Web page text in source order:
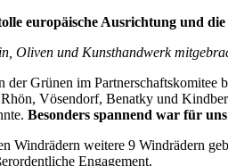
europäische Ausrichtung und
Oliven und Kunsthandwerk
Grünen im
Vösendorf, Benatky und
Besonders spannend war für
Windrädern weitere 9 Windrädern
Engagement.